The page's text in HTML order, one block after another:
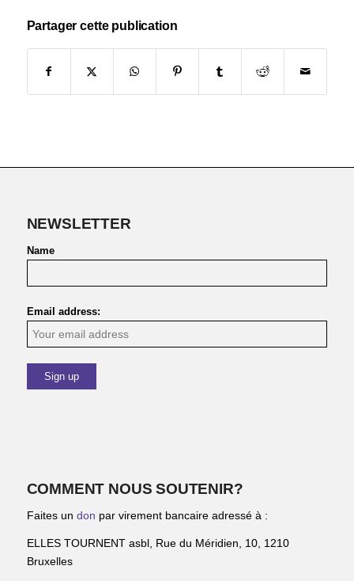
Partager cette publication
NEWSLETTER
Name
Email address:
COMMENT NOUS SOUTENIR?
Faites un don par virement bancaire adressé à :
ELLES TOURNENT asbl, Rue du Méridien, 10, 1210
Bruxelles